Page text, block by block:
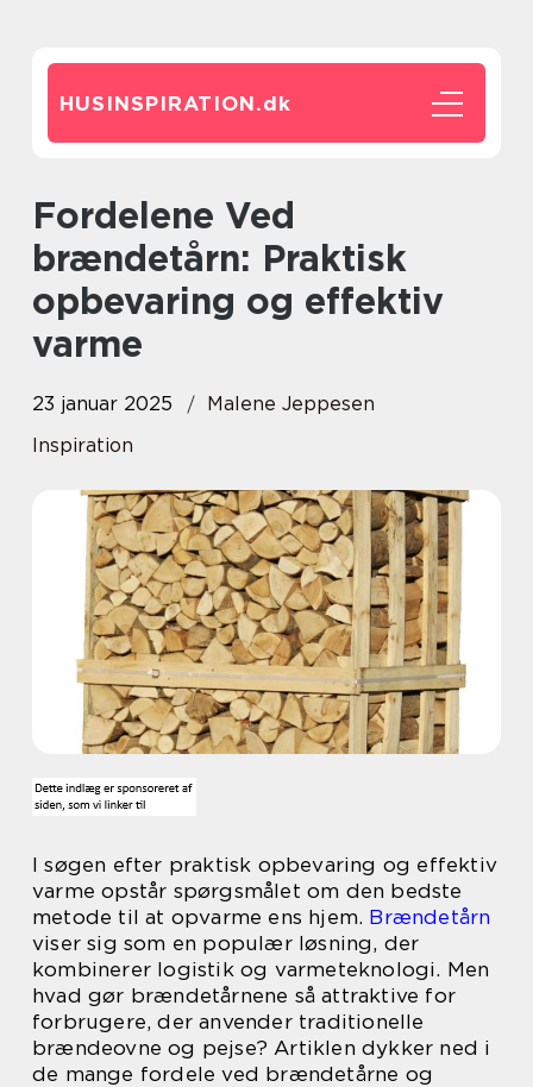
HUSINSPIRATION.dk
Fordelene Ved
brændetårn: Praktisk
opbevaring og effektiv
varme
23 januar 2025
Malene Jeppesen
Inspiration
I søgen efter praktisk opbevaring og effektiv
varme opstår spørgsmålet om den bedste
metode til at opvarme ens hjem. Brændetårn
viser sig som en populær løsning, der
kombinerer logistik og varmeteknologi. Men
hvad gør brændetårnene så attraktive for
forbrugere, der anvender traditionelle
brændeovne og pejse? Artiklen dykker ned i
de mange fordele ved brændetårne og